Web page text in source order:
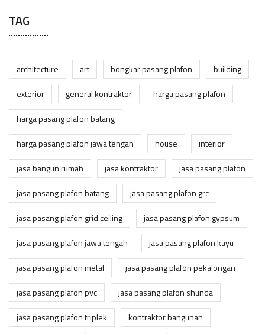
TAG
architecture art bongkar pasang plafon
building
exterior
general kontraktor
harga pasang plafon
harga pasang plafon batang
harga pasang plafon jawa tengah
house
interior
jasa bangun rumah
jasa kontraktor
jasa pasang plafon
jasa pasang plafon batang
jasa pasang plafon grc
jasa pasang plafon grid ceiling
jasa pasang plafon gypsum
jasa pasang plafon jawa tengah
jasa pasang plafon kayu
jasa pasang plafon metal
jasa pasang plafon pekalongan
jasa pasang plafon pvc
jasa pasang plafon shunda
jasa pasang plafon triplek
kontraktor bangunan